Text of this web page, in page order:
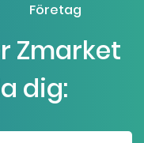
Företag
Zmarket
dig: